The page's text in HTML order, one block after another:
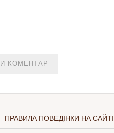
ПРАВИЛА ПОВЕДІНКИ НА САЙТІ